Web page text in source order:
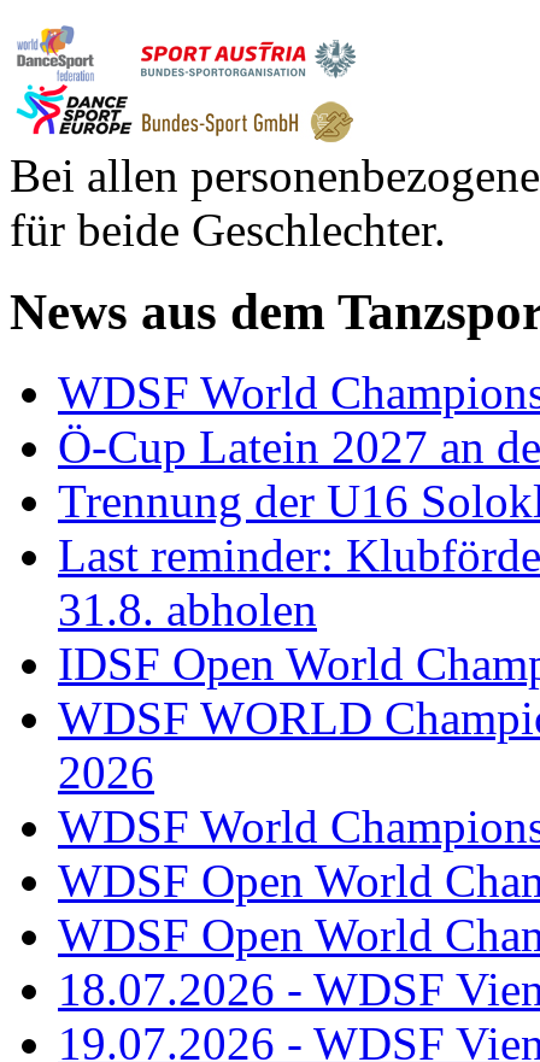
Bei allen
für beide Geschlechter.
News aus dem
WDSF World
Ö-Cup Latein 2027 an
Trennung der U16
Last reminder:
31.8. abholen
IDSF Open World
WDSF WORLD
2026
WDSF World
WDSF Open World
WDSF Open World
18.07.2026 - WDSF
19.07.2026 - WDSF